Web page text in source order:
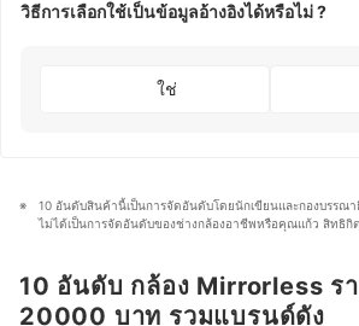
วิธีการเลือกใช้เป็นข้อมูลอ้างอิงได้หรือไม่ ?
ใช่
10 อันดับสินค้านี้เป็นการจัดอันดับโดยนักเขียนและกองบรรณา
ไม่ได้เป็นการจัดอันดับของช่างกล้องอาชีพหรือคุณแก้ว สิทธิกิ
10 อันดับ กล้อง Mirrorless ร
20000 บาท รวมแบรนด์ดัง